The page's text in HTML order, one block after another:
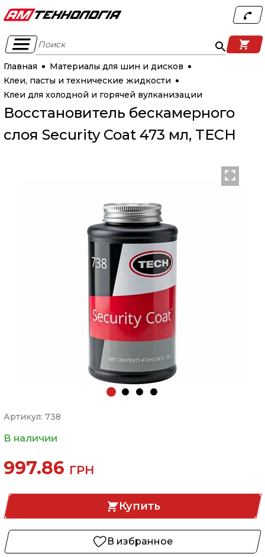
Поиск
Главная
Материалы для шин и дисков
Клеи, пасты и технические жидкости
Клеи для холодной и горячей вулканизации
Восстановитель бескамерного
слоя Security Coat 473 мл, TECH
Артикул: 738
В наличии
997.86 ГРН
Купить
В избранное